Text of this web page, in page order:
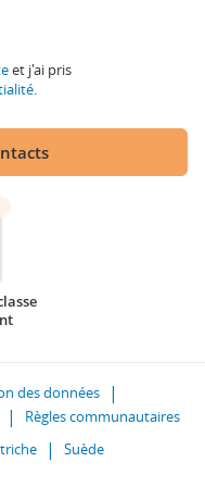
et j'ai pris
.
des données
Règles communautaires
Suède